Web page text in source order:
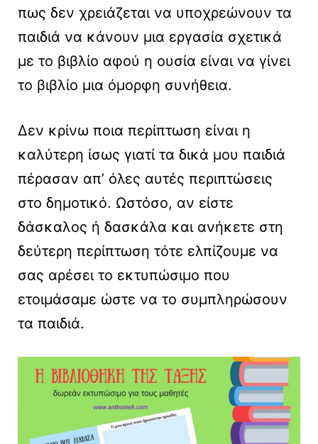
πως δεν χρειάζεται να υποχρεώνουν τα
παιδιά να κάνουν μια εργασία σχετικά
με το βιβλίο αφού η ουσία είναι να γίνει
το βιβλίο μια όμορφη συνήθεια.
Δεν κρίνω ποια περίπτωση είναι η
καλύτερη ίσως γιατί τα δικά μου παιδιά
πέρασαν απ’ όλες αυτές περιπτώσεις
στο δημοτικό. Ωστόσο, αν είστε
δάσκαλος ή δασκάλα και ανήκετε στη
δεύτερη περίπτωση τότε ελπίζουμε να
σας αρέσει το εκτυπώσιμο που
ετοιμάσαμε ώστε να το συμπληρώσουν
τα παιδιά.